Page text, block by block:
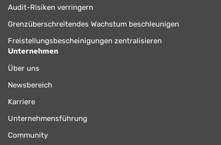
Audit-Risiken verringern
Grenzüberschreitendes Wachstum beschleunigen
Freistellungsbescheinigungen zentralisieren
Unternehmen
Über uns
Newsbereich
Karriere
Unternehmensführung
Community